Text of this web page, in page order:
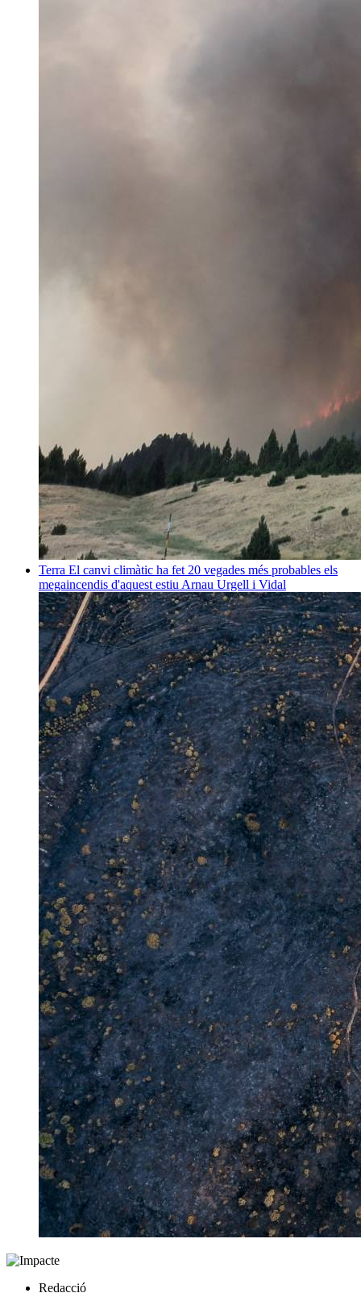
Terra El canvi climàtic ha fet 20 vegades més probables els
megaincendis d'aquest estiu Arnau Urgell i Vidal
Redacció